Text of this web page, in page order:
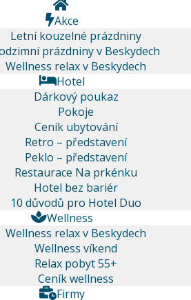
Akce
Letní kouzelné prázdniny
prázdniny v Beskydech
Wellness relax v Beskydech
Hotel
Dárkový poukaz
Pokoje
Ceník ubytování
Retro – představení
Peklo – představení
Restaurace Na prkénku
Hotel bez bariér
10 důvodů pro Hotel Duo
Wellness
Wellness relax v Beskydech
Wellness víkend
Relax pobyt 55+
Ceník wellness
Firmy